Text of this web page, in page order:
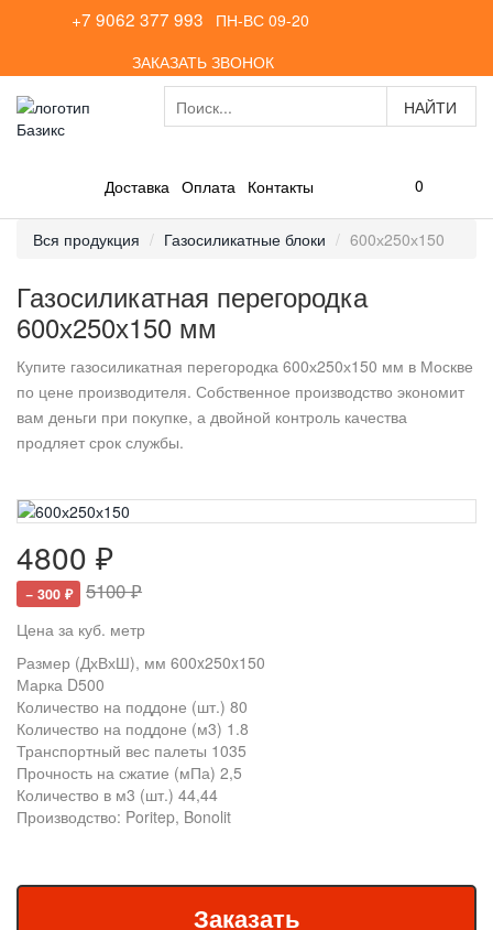
+7 9062 377 993
ПН-ВС 09-20
ЗАКАЗАТЬ ЗВОНОК
Доставка Оплата Контакты 0
Вся продукция Газосиликатные блоки 600х250х150
Газосиликатная перегородка
600х250х150 мм
Купите газосиликатная перегородка 600х250х150 мм в Москве
по цене производителя. Собственное производство экономит
вам деньги при покупке, а двойной контроль качества
продляет срок службы.
4800 ₽
− 300 ₽ 5100 ₽
Цена за куб. метр
Размер (ДхВхШ), мм 600x250x150
Марка D500
Количество на поддоне (шт.) 80
Количество на поддоне (м3) 1.8
Транспортный вес палеты 1035
Прочность на сжатие (мПа) 2,5
Количество в м3 (шт.) 44,44
Производство: Poritep, Bonolit